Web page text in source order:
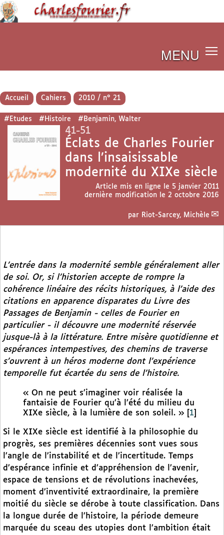
MENU
Accueil Cahiers 2010 / n° 21
#Etudes #Histoire #Benjamin, Walter
41-51
Éclats de Charles Fourier
dans l’insaisissable
modernité du XIXe siècle
Article mis en ligne le 5 janvier 2011
dernière modification le 2 octobre 2016
par Riot-Sarcey, Michèle
L’entrée dans la modernité semble généralement aller
de soi. Or, si l’historien accepte de rompre la
cohérence linéaire des récits historiques, à l’aide des
citations en apparence disparates du Livre des
Passages de Benjamin - celles de Fourier en
particulier - il découvre une modernité réservée
jusque-là à la littérature. Entre misère quotidienne et
espérances intempestives, des chemins de traverse
s’ouvrent à un héros moderne dont l’expérience
temporelle fut écartée du sens de l’histoire.
« On ne peut s’imaginer voir réalisée la
fantaisie de Fourier qu’à l’été du milieu du
XIXe siècle, à la lumière de son soleil. »
1
Si le XIXe siècle est identifié à la philosophie du
progrès, ses premières décennies sont vues sous
l’angle de l’instabilité et de l’incertitude. Temps
d’espérance infinie et d’appréhension de l’avenir,
espace de tensions et de révolutions inachevées,
moment d’inventivité extraordinaire, la première
moitié du siècle se dérobe à toute classification. Dans
la longue durée de l’histoire, la période demeure
marquée du sceau des utopies dont l’ambition était